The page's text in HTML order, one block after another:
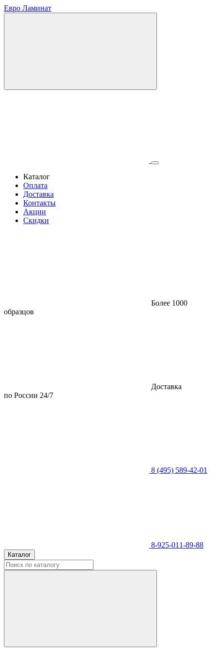
Евро Ламинат
Каталог
Оплата
Доставка
Контакты
Акции
Скидки
Более 1000
образцов
Доставка
по России 24/7
8 (495) 589-42-01
8-925-011-89-88
Каталог